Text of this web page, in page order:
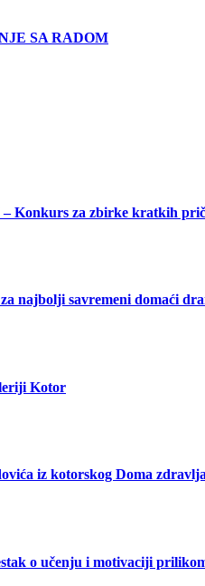
SA RADOM
Konkurs za zbirke kratkih
najbolji savremeni domaći
Kotor
iz kotorskog Doma
o učenju i motivaciji